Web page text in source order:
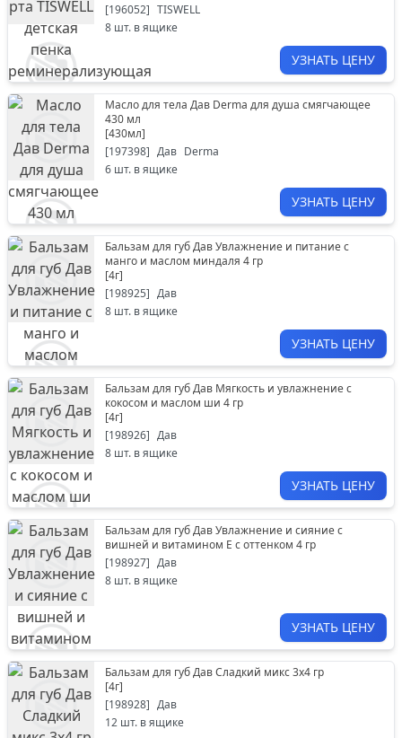
[196052] TISWELL
8 шт. в ящике
УЗНАТЬ ЦЕНУ
Масло для тела Дав Derma для душа смягчающее
430 мл
[430мл]
[197398] Дав Derma
6 шт. в ящике
УЗНАТЬ ЦЕНУ
Бальзам для губ Дав Увлажнение и питание с
манго и маслом миндаля 4 гр
[4г]
[198925] Дав
8 шт. в ящике
УЗНАТЬ ЦЕНУ
Бальзам для губ Дав Мягкость и увлажнение с
кокосом и маслом ши 4 гр
[4г]
[198926] Дав
8 шт. в ящике
УЗНАТЬ ЦЕНУ
Бальзам для губ Дав Увлажнение и сияние с
вишней и витамином Е с оттенком 4 гр
[198927] Дав
8 шт. в ящике
УЗНАТЬ ЦЕНУ
Бальзам для губ Дав Сладкий микс 3х4 гр
[4г]
[198928] Дав
12 шт. в ящике